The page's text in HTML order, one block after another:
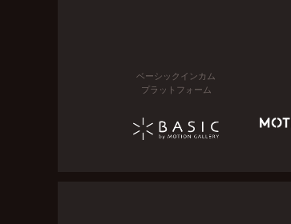
ベーシックインカム
プラットフォーム